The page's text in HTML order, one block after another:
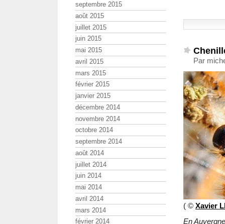
Par
( © Xavier
En
septembre 2015
août 2015
juillet 2015
juin 2015
mai 2015
avril 2015
mars 2015
février 2015
janvier 2015
décembre 2014
novembre 2014
octobre 2014
septembre 2014
août 2014
juillet 2014
juin 2014
mai 2014
avril 2014
mars 2014
février 2014